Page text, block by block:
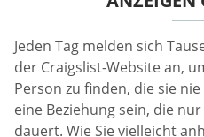
Jeden Tag melden sich
der Craigslist-Website an,
Person zu finden, die sie
eine Beziehung sein, die
dauert. Wie Sie vielleicht